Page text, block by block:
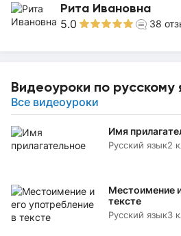
Рита Ивановна
5.0 38
Видеоуроки по русскому
Все видеоуроки
Имя
Русский язык2
Местоимение
тексте
Русский язык3